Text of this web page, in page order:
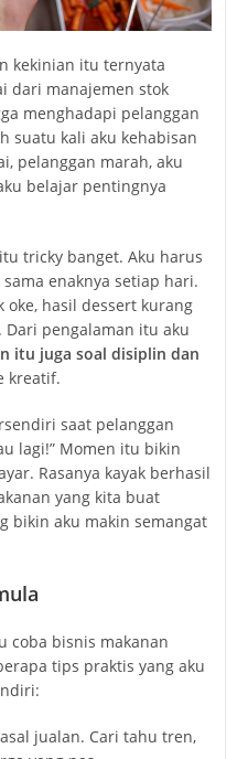
kekinian itu ternyata
dari manajemen stok
menghadapi pelanggan
suatu kali aku kehabisan
pelanggan marah, aku
belajar pentingnya
tricky banget. Aku harus
enaknya setiap hari.
oke, hasil dessert kurang
Dari pengalaman itu aku
itu juga soal disiplin dan
kreatif.
saat pelanggan
lagi!” Momen itu bikin
Rasanya kayak berhasil
yang kita buat
bikin aku makin semangat
coba bisnis makanan
tips praktis yang aku
jualan. Cari tahu tren,